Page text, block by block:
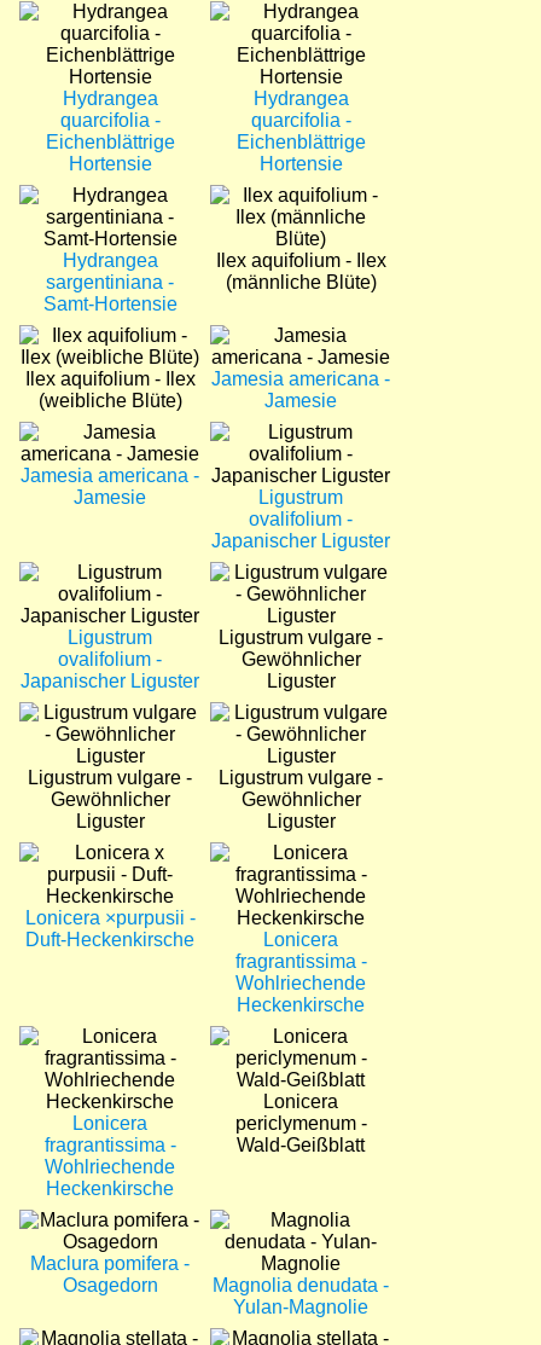
Bild
Hydrangea
quarcifolia -
Eichenblättrige
Hortensie
Bild
Hydrangea
quarcifolia -
Eichenblättrige
Hortensie
Bild
Hydrangea
sargentiniana -
Samt-Hortensie
Bild
Ilex aquifolium - Ilex
(männliche Blüte)
Bild
Ilex aquifolium - Ilex
(weibliche Blüte)
Bild
Jamesia americana -
Jamesie
Bild
Jamesia americana -
Jamesie
Bild
Ligustrum
ovalifolium -
Japanischer Liguster
Bild
Ligustrum
ovalifolium -
Japanischer Liguster
Bild
Ligustrum vulgare -
Gewöhnlicher
Liguster
Bild
Ligustrum vulgare -
Gewöhnlicher
Liguster
Bild
Ligustrum vulgare -
Gewöhnlicher
Liguster
Bild
Lonicera ×purpusii -
Duft-Heckenkirsche
Bild
Lonicera
fragrantissima -
Wohlriechende
Heckenkirsche
Bild
Lonicera
fragrantissima -
Wohlriechende
Heckenkirsche
Bild
Lonicera
periclymenum -
Wald-Geißblatt
Bild
Maclura pomifera -
Osagedorn
Bild
Magnolia denudata -
Yulan-Magnolie
Bild
Bild